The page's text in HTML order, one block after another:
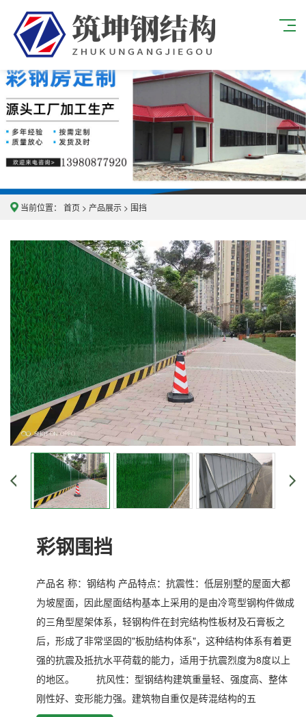
当前位置： 首页 > 产品展示 > 围挡
彩钢围挡
产品名 称：钢结构 产品特点：抗震性：低层别墅的屋面大都
为坡屋面，因此屋面结构基本上采用的是由冷弯型钢构件做成
的三角型屋架体系，轻钢构件在封完结构性板材及石膏板之
后，形成了非常坚固的"板肋结构体系"，这种结构体系有着更
强的抗震及抵抗水平荷载的能力，适用于抗震烈度为8度以上
的地区。 抗风性：型钢结构建筑重量轻、强度高、整体
刚性好、变形能力强。建筑物自重仅是砖混结构的五